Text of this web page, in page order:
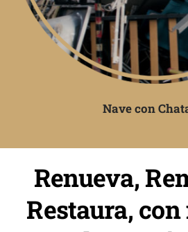
Nave con
Renueva,
Restaura,